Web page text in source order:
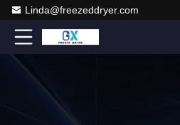
Linda@freezeddryer.com